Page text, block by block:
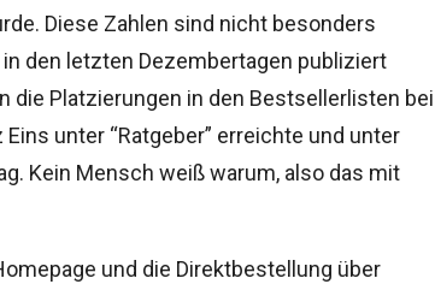
Diese Zahlen sind nicht besonders
den letzten Dezembertagen publiziert
die Platzierungen in den Bestsellerlisten bei
unter “Ratgeber” erreichte und unter
Kein Mensch weiß warum, also das mit
und die Direktbestellung über